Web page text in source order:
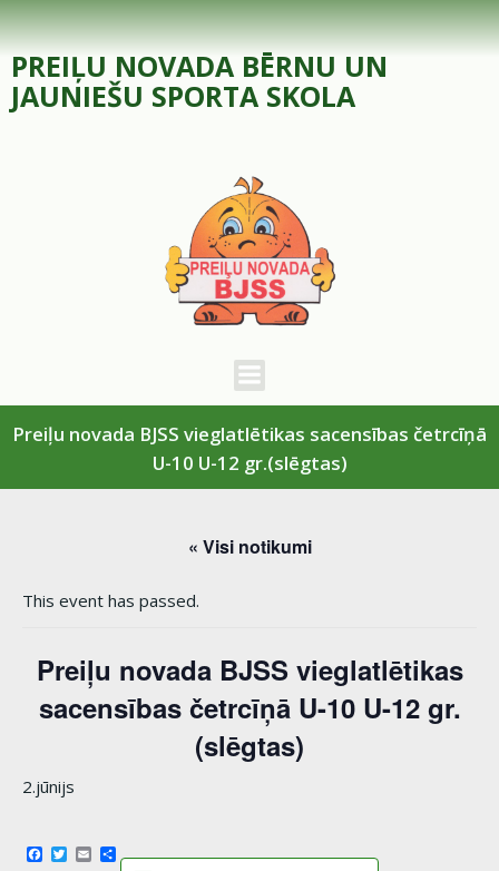
Skip
to
content
PREIĻU NOVADA BĒRNU UN
JAUNIEŠU SPORTA SKOLA
Preiļu novada BJSS vieglatlētikas sacensības četrcīņā
U-10 U-12 gr.(slēgtas)
« Visi notikumi
This event has passed.
Preiļu novada BJSS vieglatlētikas
sacensības četrcīņā U-10 U-12 gr.
(slēgtas)
2.jūnijs
Facebook
Twitter
EmailShare